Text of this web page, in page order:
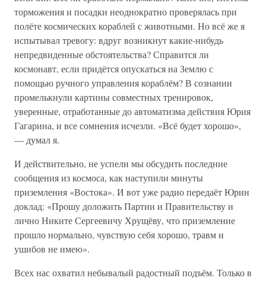
торможения и посадки неоднократно проверялась при
полёте космических кораблей с животными. Но всё же я
испытывал тревогу: вдруг возникнут какие-нибудь
непредвиденные обстоятельства? Справится ли
космонавт, если придётся опускаться на Землю с
помощью ручного управления кораблём? В сознании
промелькнули картины совместных тренировок,
уверенные, отработанные до автоматизма действия Юрия
Гагарина, и все сомнения исчезли. «Всё будет хорошо»,
— думал я.
И действительно, не успели мы обсудить последние
сообщения из космоса, как наступили минуты
приземления «Востока». И вот уже радио передаёт Юрин
доклад: «Прошу доложить Партии и Правительству и
лично Никите Сергеевичу Хрущёву, что приземление
прошло нормально, чувствую себя хорошо, травм и
ушибов не имею».
Всех нас охватил небывалый радостный подъём. Только в